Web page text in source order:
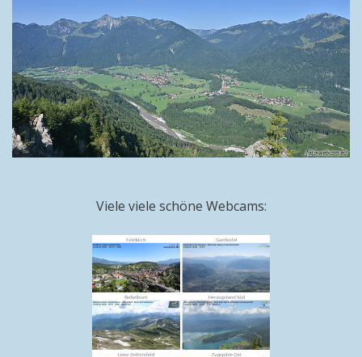
Viele viele schöne Webcams: